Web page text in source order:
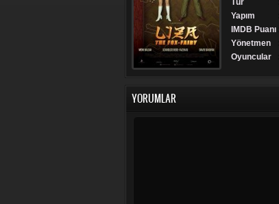
Yapım
IMDB Puanı
Yönetmen
Oyuncular
YORUMLAR